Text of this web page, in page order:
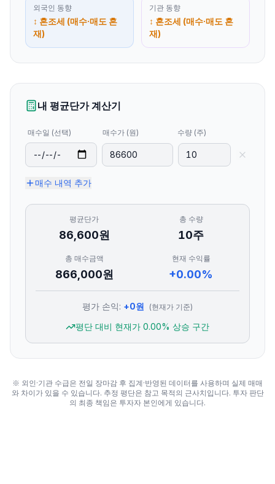
외국인 동향
↕ 혼조세 (매수·매도 혼
재)
기관 동향
↕ 혼조세 (매수·매도 혼
재)
내 평균단가 계산기
매수일 (선택) 매수가 (원) 수량 (주)
매수 내역 추가
평균단가
86,600원
총 수량
10주
총 매수금액
866,000원
현재 수익률
+0.00%
평가 손익: +0원 (현재가 기준)
평단 대비 현재가 0.00% 상승 구간
※ 외인·기관 수급은 전일 장마감 후 집계·반영된 데이터를 사용하며 실제 매매
와 차이가 있을 수 있습니다. 추정 평단은 참고 목적의 근사치입니다. 투자 판단
의 최종 책임은 투자자 본인에게 있습니다.